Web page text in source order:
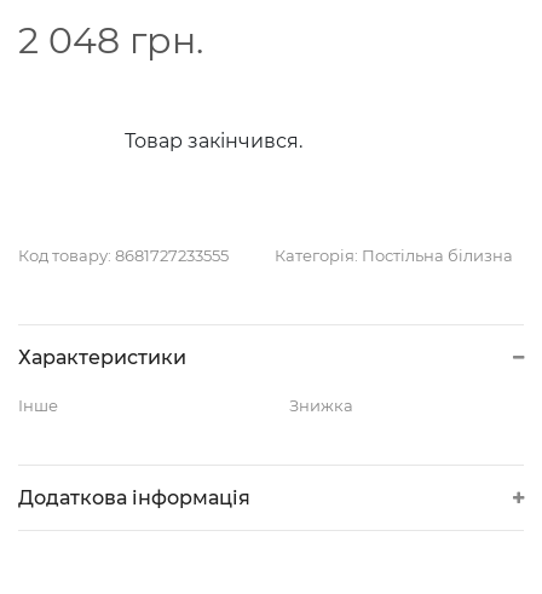
2 048 грн.
Товар закінчився.
Код товару: 8681727233555 Категорія: Постільна білизна
Характеристики
Інше Знижка
Додаткова інформація